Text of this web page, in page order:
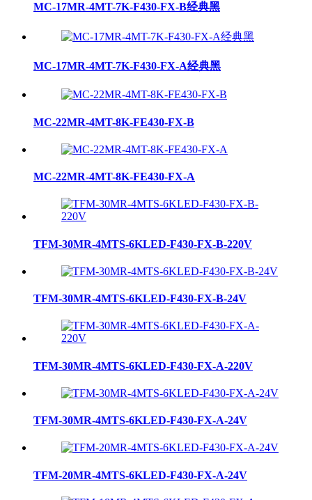
MC-17MR-4MT-7K-F430-FX-B经典黑
MC-17MR-4MT-7K-F430-FX-A经典黑
MC-22MR-4MT-8K-FE430-FX-B
MC-22MR-4MT-8K-FE430-FX-A
TFM-30MR-4MTS-6KLED-F430-FX-B-220V
TFM-30MR-4MTS-6KLED-F430-FX-B-24V
TFM-30MR-4MTS-6KLED-F430-FX-A-220V
TFM-30MR-4MTS-6KLED-F430-FX-A-24V
TFM-20MR-4MTS-6KLED-F430-FX-A-24V